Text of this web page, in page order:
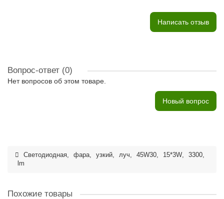
Написать отзыв
Вопрос-ответ (0)
Нет вопросов об этом товаре.
Новый вопрос
Светодиодная, фара, узкий, луч, 45W30, 15*3W, 3300,
lm
Похожие товары